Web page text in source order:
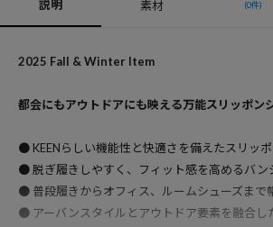
説明
素材
(0件)
2025 Fall & Winter Item
都会にもアウトドアにも映える万能スリッポン
● KEENらしい機能性と快適さを備えたスリッ
● 脱ぎ履きしやすく、フィット感を高めるバン
● 普段履きからオフィス、ルームシューズまで
● アーバンスタイルとアウトドア要素を融合し